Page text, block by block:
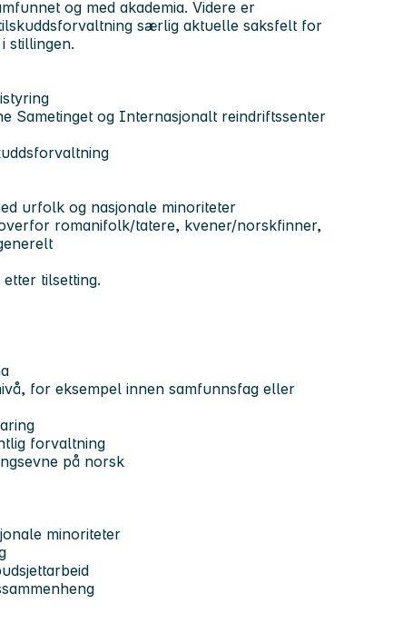
og med akademia. Videre er
særlig aktuelle saksfelt for
stillingen.
Sametinget og Internasjonalt reindriftssenter
urfolk og nasjonale minoriteter
romanifolk/tatere, kvener/norskfinner,
tilsetting.
for eksempel innen samfunnsfag eller
forvaltning
på norsk
minoriteter